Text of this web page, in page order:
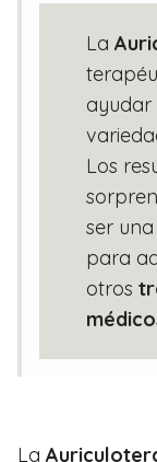
La
Los
ser
para
otros
La